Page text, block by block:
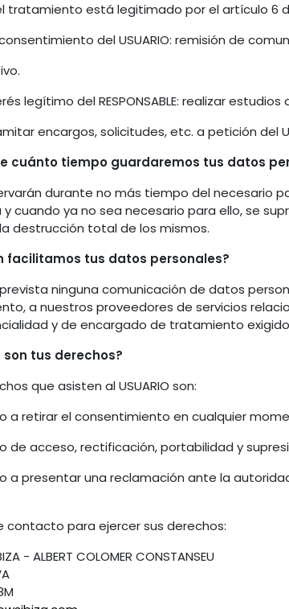
tratamiento está legitimado por el artículo 6
del USUARIO: remisión de
legítimo del RESPONSABLE: realizar
encargos, solicitudes, etc. a petición del
cuánto tiempo guardaremos tus datos
durante no más tiempo del necesario
cuando ya no sea necesario para ello, se
destrucción total de los mismos.
facilitamos tus datos personales?
ninguna comunicación de datos
a nuestros proveedores de servicios
y de encargado de tratamiento
son tus derechos?
que asisten al USUARIO son:
a retirar el consentimiento en cualquier
de acceso, rectificación, portabilidad y
a presentar una reclamación ante la
contacto para ejercer sus derechos:
- ALBERT COLOMER CONSTANSEU